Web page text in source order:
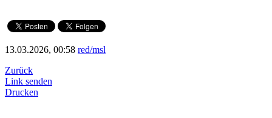
13.03.2026, 00:58 red/msl
Zurück
Link senden
Drucken